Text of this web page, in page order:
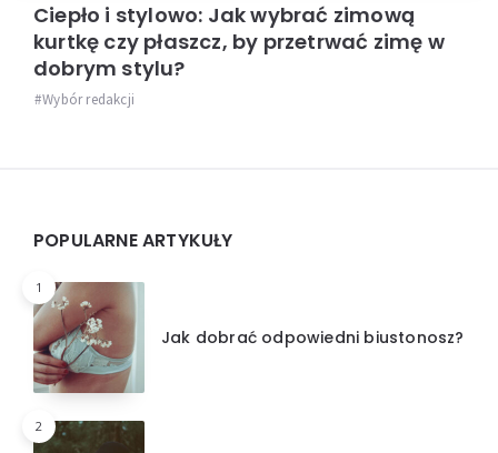
Ciepło i stylowo: Jak wybrać zimową
kurtkę czy płaszcz, by przetrwać zimę w
dobrym stylu?
Wybór redakcji
Widgets
POPULARNE ARTYKUŁY
1
Jak dobrać odpowiedni biustonosz?
2